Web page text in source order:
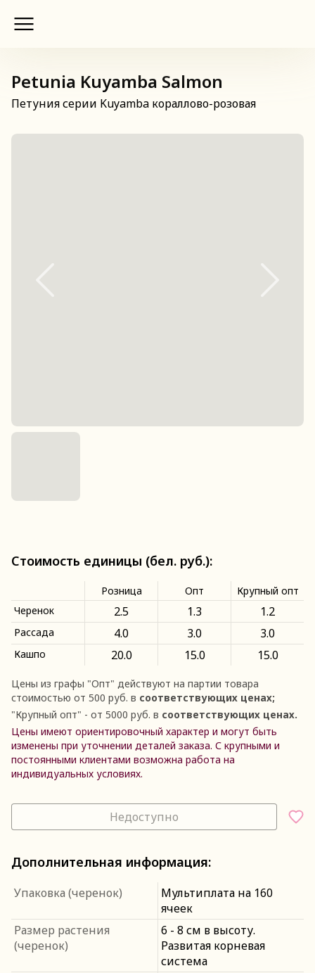
Petunia Kuyamba Salmon
Петуния серии Kuyamba кораллово-розовая
Стоимость единицы (бел. руб.):
Розница Опт
Крупный опт
Черенок
2.5 1.3 1.2
Рассада 4.0 3.0 3.0
Кашпо 20.0 15.0 15.0
Цены из графы "Опт" действуют на партии товара
стоимостью от 500 руб. в соответствующих ценах;
"Крупный опт" - от 5000 руб. в соответствующих ценах.
Цены имеют ориентировочный характер и могут быть
изменены при уточнении деталей заказа. С крупными и
постоянными клиентами возможна работа на
индивидуальных условиях.
Недоступно
Дополнительная информация:
Упаковка (черенок)
Мультиплата на 160
ячеек
Размер растения
(черенок)
6 - 8 см в высоту.
Развитая корневая
система